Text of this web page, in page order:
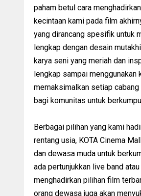
paham betul cara
kecintaan kami pada film
yang dirancang spesifik untuk
lengkap dengan desain
karya seni yang meriah dan
lengkap sampai menggunakan
memaksimalkan setiap
bagi komunitas untuk
Berbagai pilihan yang kami
rentang usia, KOTA Cinema
dan dewasa muda untuk
ada pertunjukkan live band
menghadirkan pilihan film
orang dewasa juga akan